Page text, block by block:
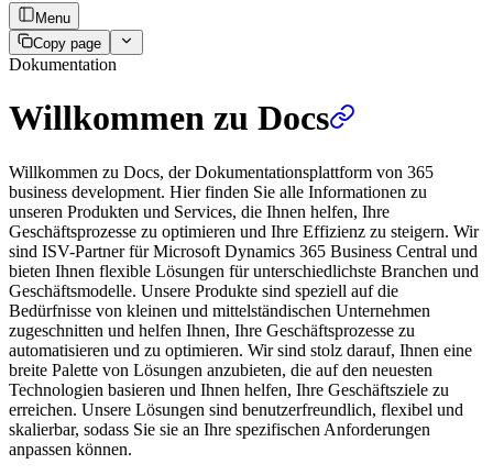
Menu
Copy page
Dokumentation
Willkommen zu Docs
Willkommen zu Docs, der Dokumentationsplattform von 365
business development. Hier finden Sie alle Informationen zu
unseren Produkten und Services, die Ihnen helfen, Ihre
Geschäftsprozesse zu optimieren und Ihre Effizienz zu steigern. Wir
sind ISV-Partner für Microsoft Dynamics 365 Business Central und
bieten Ihnen flexible Lösungen für unterschiedlichste Branchen und
Geschäftsmodelle. Unsere Produkte sind speziell auf die
Bedürfnisse von kleinen und mittelständischen Unternehmen
zugeschnitten und helfen Ihnen, Ihre Geschäftsprozesse zu
automatisieren und zu optimieren. Wir sind stolz darauf, Ihnen eine
breite Palette von Lösungen anzubieten, die auf den neuesten
Technologien basieren und Ihnen helfen, Ihre Geschäftsziele zu
erreichen. Unsere Lösungen sind benutzerfreundlich, flexibel und
skalierbar, sodass Sie sie an Ihre spezifischen Anforderungen
anpassen können.